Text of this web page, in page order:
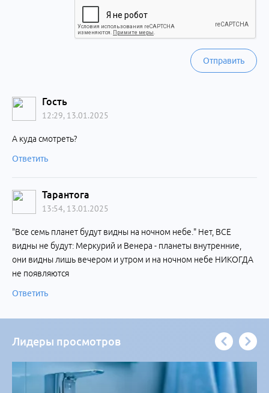
Отправить
Гость
12:29, 13.01.2025
А куда смотреть?
Ответить
Тарантога
13:54, 13.01.2025
"Все семь планет будут видны на ночном небе." Нет, ВСЕ
видны не будут: Меркурий и Венера - планеты внутренние,
они видны лишь вечером и утром и на ночном небе НИКОГДА
не появляются
Ответить
Лидеры просмотров